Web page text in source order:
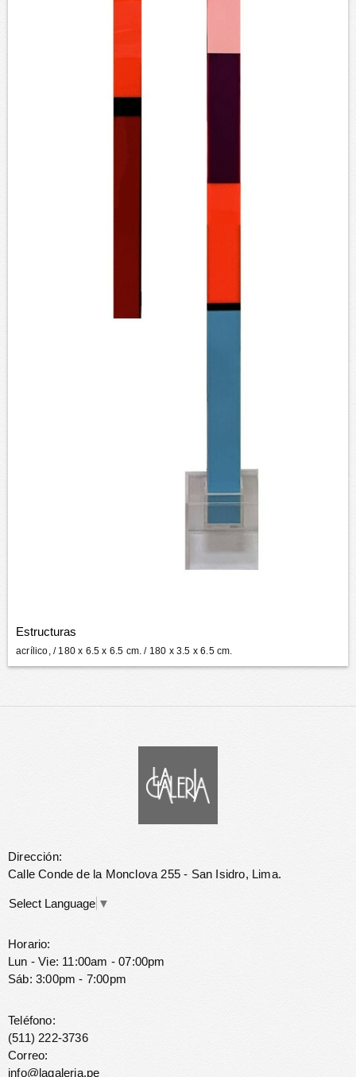
Estructuras
acrílico, / 180 x 6.5 x 6.5 cm. / 180 x 3.5 x 6.5 cm.
Dirección:
Calle Conde de la Monclova 255 - San Isidro, Lima.
Select Language ▼
Horario:
Lun - Vie: 11:00am - 07:00pm
Sáb: 3:00pm - 7:00pm
Teléfono:
(511) 222-3736
Correo:
info@lagaleria.pe